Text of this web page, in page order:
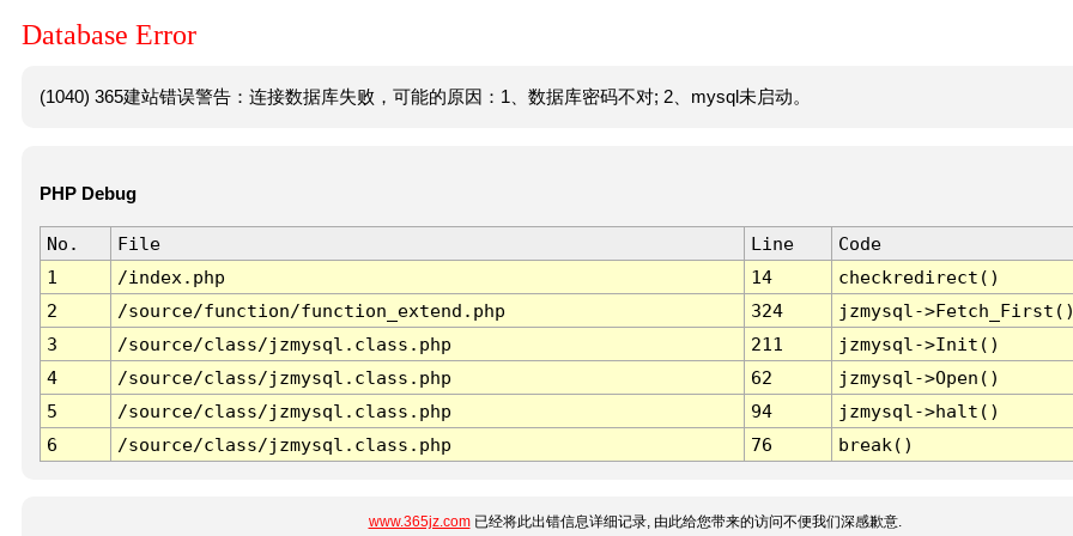
Database Error
(1040) 365建站错误警告：连接数据库失败，可能的原因：1、数据库密码不对; 2、mysql未启动。
PHP Debug
No. File Line
Code
1
/index.php 14
checkredirect()
2
/source/function/function_extend.php 324
jzmysql-
3
/source/class/jzmysql.class.php 211
jzmysql->Init()
4
/source/class/jzmysql.class.php 62
jzmysql->Open()
5
/source/class/jzmysql.class.php 94
jzmysql->halt()
6
/source/class/jzmysql.class.php 76 break()
www.365jz.com已经将此出错信息详细记录, 由此给您带来的访问不便我们深感歉意.